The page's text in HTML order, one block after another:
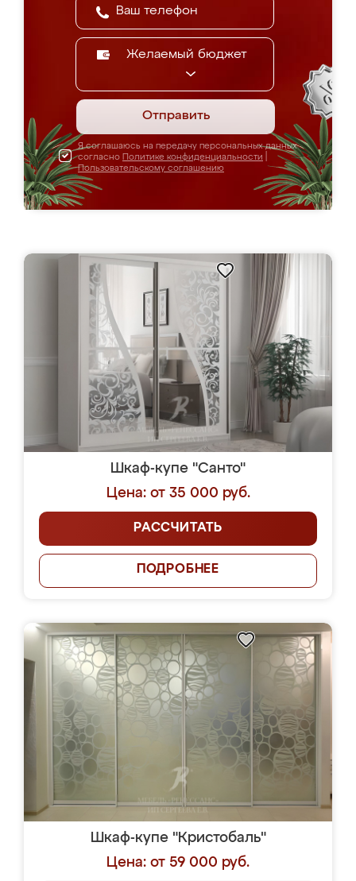
Желаемый бюджет
Отправить
Я соглашаюсь на передачу персональных данных
согласно Политике конфиденциальности
Пользовательскому соглашению
Шкаф-купе "Санто"
Цена: от 35 000 руб.
РАССЧИТАТЬ
ПОДРОБНЕЕ
Шкаф-купе "Кристобаль"
Цена: от 59 000 руб.